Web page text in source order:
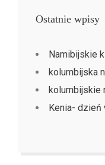
Ostatnie wpisy
Namibijskie
kolumbijska
kolumbijskie
Kenia-